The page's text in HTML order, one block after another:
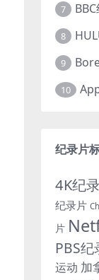
7
8
9
10
纪录片
4K纪
纪录片
片
PBS纪
运动 加